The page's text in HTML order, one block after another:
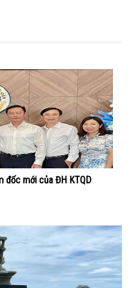
đốc mới của ĐH KTQD